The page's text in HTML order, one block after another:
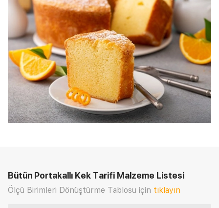
Bütün Portakallı Kek Tarifi Malzeme Listesi
Ölçü Birimleri Dönüştürme Tablosu için tıklayın